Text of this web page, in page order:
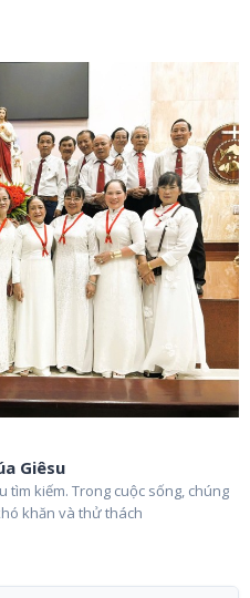
Giêsu
tìm kiếm. Trong cuộc sống, chúng
khăn và thử thách